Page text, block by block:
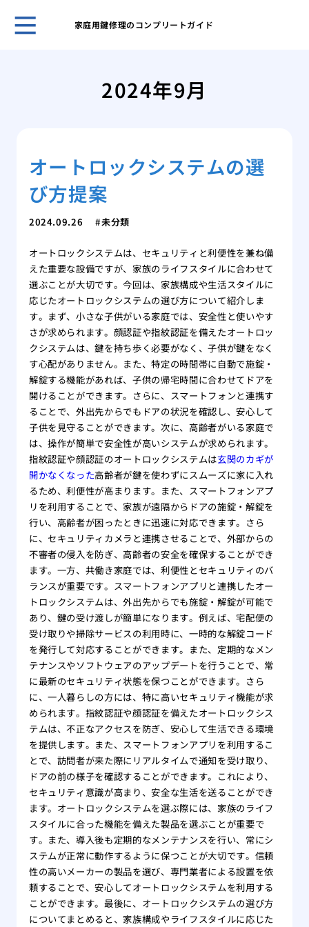
家庭用鍵修理のコンプリートガイド
2024年9月
オートロックシステムの選
び方提案
2024.09.26 未分類
オートロックシステムは、セキュリティと利便性を兼ね備
えた重要な設備ですが、家族のライフスタイルに合わせて
選ぶことが大切です。今回は、家族構成や生活スタイルに
応じたオートロックシステムの選び方について紹介しま
す。まず、小さな子供がいる家庭では、安全性と使いやす
さが求められます。顔認証や指紋認証を備えたオートロッ
クシステムは、鍵を持ち歩く必要がなく、子供が鍵をなく
す心配がありません。また、特定の時間帯に自動で施錠・
解錠する機能があれば、子供の帰宅時間に合わせてドアを
開けることができます。さらに、スマートフォンと連携す
ることで、外出先からでもドアの状況を確認し、安心して
子供を見守ることができます。次に、高齢者がいる家庭で
は、操作が簡単で安全性が高いシステムが求められます。
指紋認証や顔認証のオートロックシステムは玄関のカギが
開かなくなった高齢者が鍵を使わずにスムーズに家に入れ
るため、利便性が高まります。また、スマートフォンアプ
リを利用することで、家族が遠隔からドアの施錠・解錠を
行い、高齢者が困ったときに迅速に対応できます。さら
に、セキュリティカメラと連携させることで、外部からの
不審者の侵入を防ぎ、高齢者の安全を確保することができ
ます。一方、共働き家庭では、利便性とセキュリティのバ
ランスが重要です。スマートフォンアプリと連携したオー
トロックシステムは、外出先からでも施錠・解錠が可能で
あり、鍵の受け渡しが簡単になります。例えば、宅配便の
受け取りや掃除サービスの利用時に、一時的な解錠コード
を発行して対応することができます。また、定期的なメン
テナンスやソフトウェアのアップデートを行うことで、常
に最新のセキュリティ状態を保つことができます。さら
に、一人暮らしの方には、特に高いセキュリティ機能が求
められます。指紋認証や顔認証を備えたオートロックシス
テムは、不正なアクセスを防ぎ、安心して生活できる環境
を提供します。また、スマートフォンアプリを利用するこ
とで、訪問者が来た際にリアルタイムで通知を受け取り、
ドアの前の様子を確認することができます。これにより、
セキュリティ意識が高まり、安全な生活を送ることができ
ます。オートロックシステムを選ぶ際には、家族のライフ
スタイルに合った機能を備えた製品を選ぶことが重要で
す。また、導入後も定期的なメンテナンスを行い、常にシ
ステムが正常に動作するように保つことが大切です。信頼
性の高いメーカーの製品を選び、専門業者による設置を依
頼することで、安心してオートロックシステムを利用する
ことができます。最後に、オートロックシステムの選び方
についてまとめると、家族構成やライフスタイルに応じた